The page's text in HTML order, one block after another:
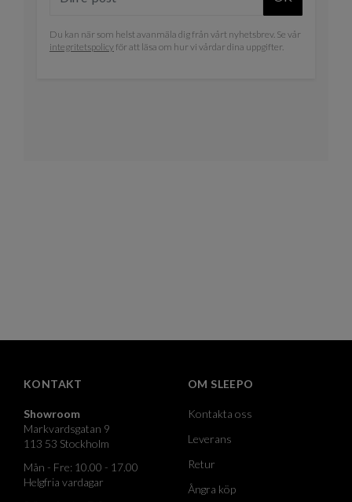
Du kan när som helst avanmäla dig från vårt nyhetsbrev. Se vår
integritetspolicyför att läsa om hur vi vårdar dina uppgifter.
KONTAKT
Showroom
Markvardsgatan 9
113 53 Stockholm
Mån - Fre: 10.00 - 17.00
Helgfria vardagar
OM SLEEPO
Kontakta oss
Leverans
Retur
Ångra köp